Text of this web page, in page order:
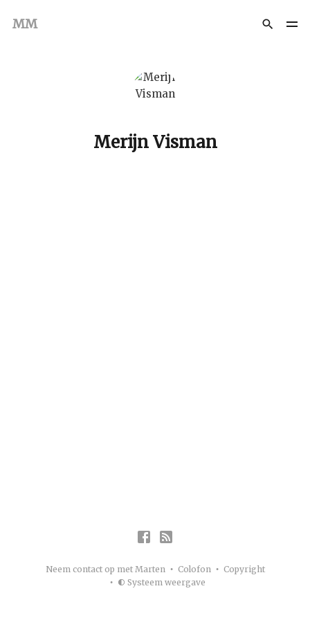
MM
Merijn Visman
Neem contact op met Marten Colofon
Copyright
Systeem weergave